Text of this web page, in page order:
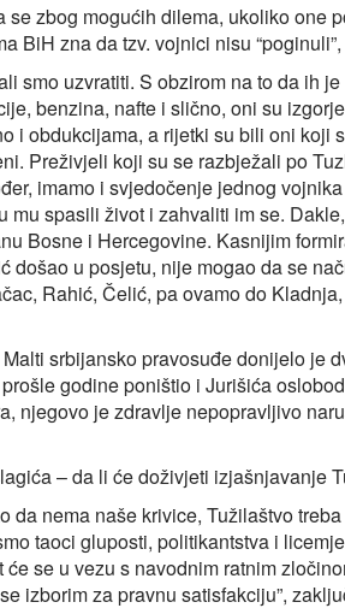
se zbog mogućih dilema, ukoliko one
BiH zna da tzv. vojnici nisu “poginuli”,
smo uzvratiti. S obzirom na to da ih
benzina, nafte i slično, oni su
i obdukcijama, a rijetki su bili oni koji
Preživjeli koji su se razbježali po
imamo i svjedočenje jednog
mu spasili život i zahvaliti im se.
Bosne i Hercegovine. Kasnijim
došao u posjetu, nije mogao da se
Rahić, Čelić, pa ovamo do
srbijansko pravosuđe donijelo je
godine poništio i Jurišića
njegovo je zdravlje nepopravljivo
– da li će doživjeti izjašnjavanje
da nema naše krivice, Tužilaštvo
taoci gluposti, politikantstva i
se u vezu s navodnim ratnim
izborim za pravnu satisfakciju”,